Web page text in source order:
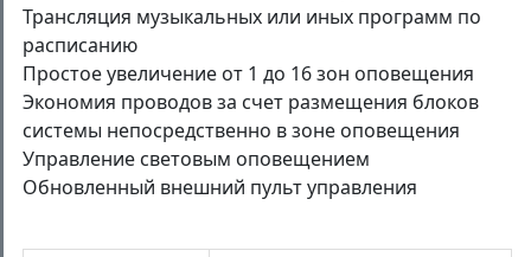
Трансляция музыкальных или иных программ по
расписанию
Простое увеличение от 1 до 16 зон оповещения
Экономия проводов за счет размещения блоков
системы непосредственно в зоне оповещения
Управление световым оповещением
Обновленный внешний пульт управления